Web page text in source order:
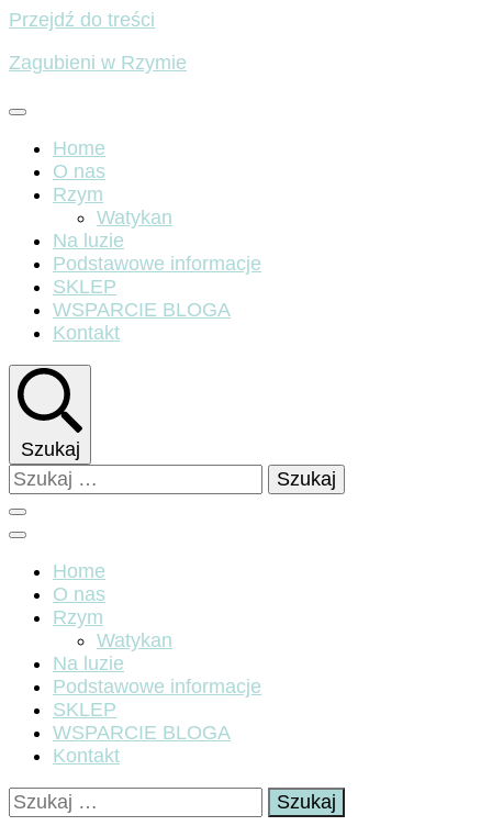
Przejdź do treści
Zagubieni w Rzymie
Home
O nas
Rzym
Watykan
Na luzie
Podstawowe informacje
SKLEP
WSPARCIE BLOGA
Kontakt
Szukaj
Szukaj:
Home
O nas
Rzym
Watykan
Na luzie
Podstawowe informacje
SKLEP
WSPARCIE BLOGA
Kontakt
Szukaj: